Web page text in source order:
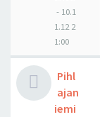
- 10.1
1.12 2
1:00
Pihl
ajan
iemi